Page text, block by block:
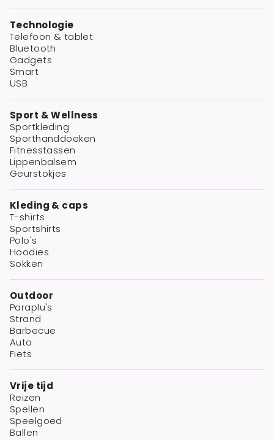
Technologie
Telefoon & tablet
Bluetooth
Gadgets
Smart
USB
Sport & Wellness
Sportkleding
Sporthanddoeken
Fitnesstassen
Lippenbalsem
Geurstokjes
Kleding & caps
T-shirts
Sportshirts
Polo's
Hoodies
Sokken
Outdoor
Paraplu's
Strand
Barbecue
Auto
Fiets
Vrije tijd
Reizen
Spellen
Speelgoed
Ballen